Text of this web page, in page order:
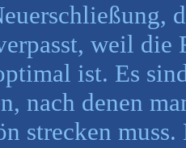
weil die
ist. Es
nach denen
strecken